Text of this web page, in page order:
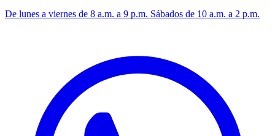
De lunes a viernes de 8 a.m. a 9 p.m. Sábados de 10 a.m. a 2 p.m.